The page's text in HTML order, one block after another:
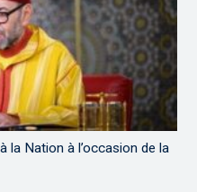
la Nation à l’occasion de la